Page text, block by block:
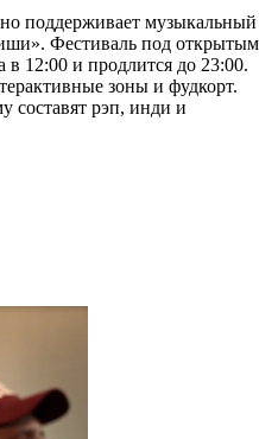
поддерживает музыкальный
Фестиваль под открытым
в 12:00 и продлится до 23:00.
зоны и фудкорт.
составят рэп, инди и